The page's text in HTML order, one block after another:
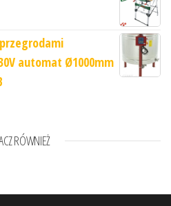
automat Ø1000mm
RÓWNIEŻ